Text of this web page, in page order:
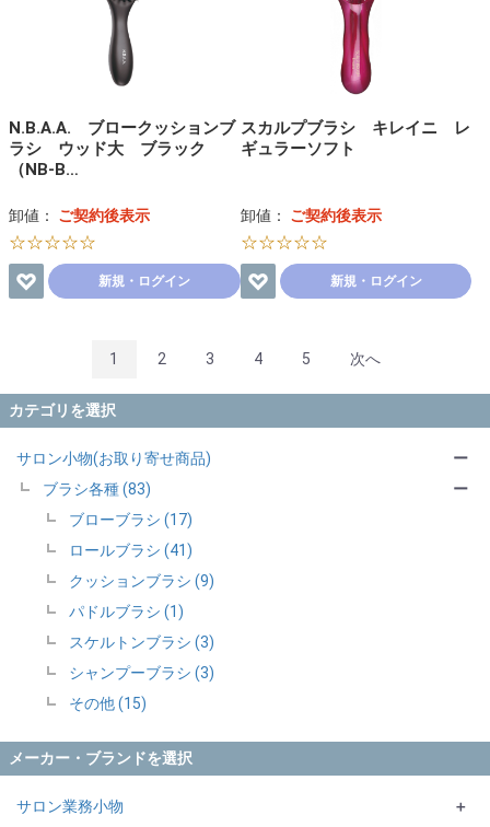
カテゴリを選択
サロン小物(お取り寄せ商品)
ブラシ各種 (83)
ブローブラシ (17)
ロールブラシ (41)
クッションブラシ (9)
パドルブラシ (1)
スケルトンブラシ (3)
シャンプーブラシ (3)
その他 (15)
ー
ー
メーカー・ブランドを選択
サロン業務小物
＋
N.B.A.A. ブロークッションブ
ラシ ウッド大 ブラック
（NB-B…
卸値： ご契約後表示
☆☆☆☆☆
新規・ログイン
スカルプブラシ キレイニ レ
ギュラーソフト
卸値： ご契約後表示
☆☆☆☆☆
新規・ログイン
1 2 3 4 5 次へ